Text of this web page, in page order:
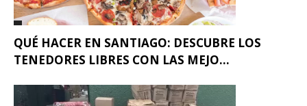
QUÉ HACER EN SANTIAGO: DESCUBRE LOS
TENEDORES LIBRES CON LAS MEJO...